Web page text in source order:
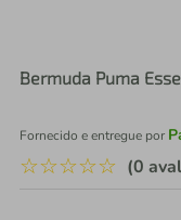
Bermuda Puma
Fornecido e entregue por
☆☆☆☆☆ (0